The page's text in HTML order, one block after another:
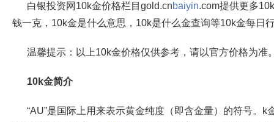
白银投资网10k金价格栏目gold.cnbaiyin.com提供更多
钱一克，10k金是什么意思，10k是什么金查询等10k金每日
温馨提示：以上10k金价格仅供参考，请以官方价格为准
10k金简介
“AU”是国际上用来表示黄金纯度（即含金量）的符号。k